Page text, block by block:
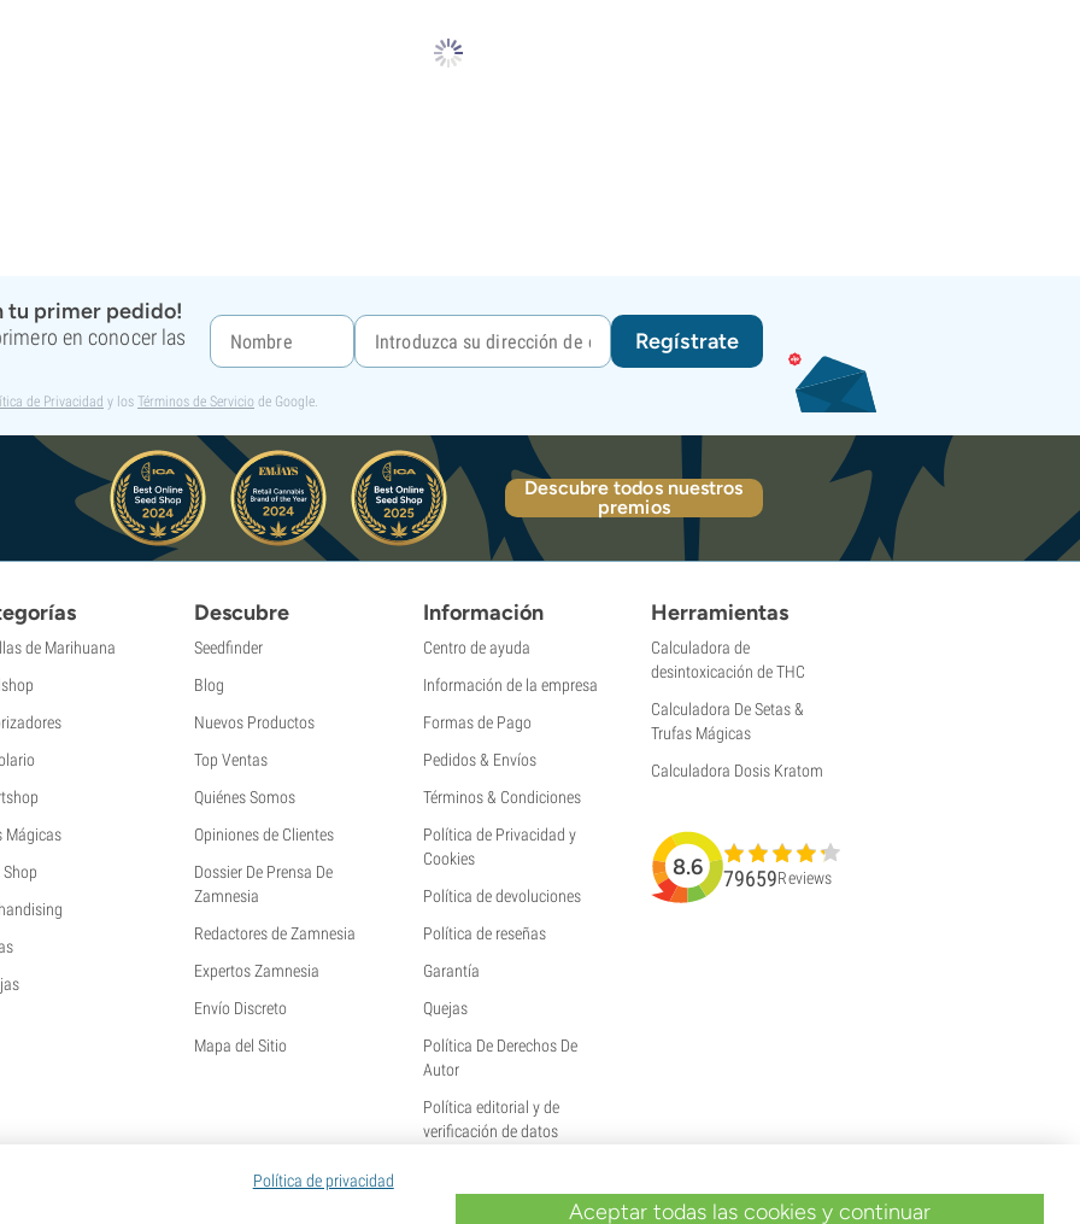
tu primer pedido!
en conocer las
Regístrate
de Privacidad y los Términos de Servicio de Google.
Descubre todos nuestros
premios
de Marihuana
Mágicas
Shop
Descubre
Seedfinder
Blog
Nuevos Productos
Top Ventas
Quiénes Somos
Opiniones de Clientes
Dossier De Prensa De
Zamnesia
Redactores de Zamnesia
Expertos Zamnesia
Envío Discreto
Mapa del Sitio
Información
Centro de ayuda
Información de la empresa
Formas de Pago
Pedidos & Envíos
Términos & Condiciones
Política de Privacidad y
Cookies
Política de devoluciones
Política de reseñas
Garantía
Quejas
Política De Derechos De
Autor
Política editorial y de
verificación de datos
Herramientas
Calculadora de
desintoxicación de THC
Calculadora De Setas &
Trufas Mágicas
Calculadora Dosis Kratom
8.6 79659Reviews
Política de privacidad
Aceptar todas las cookies y continuar